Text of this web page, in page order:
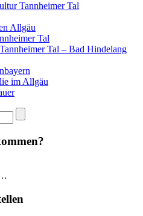
Tannheimer Tal
Allgäu
Tal
Tal – Bad Hindelang
im Allgäu
…